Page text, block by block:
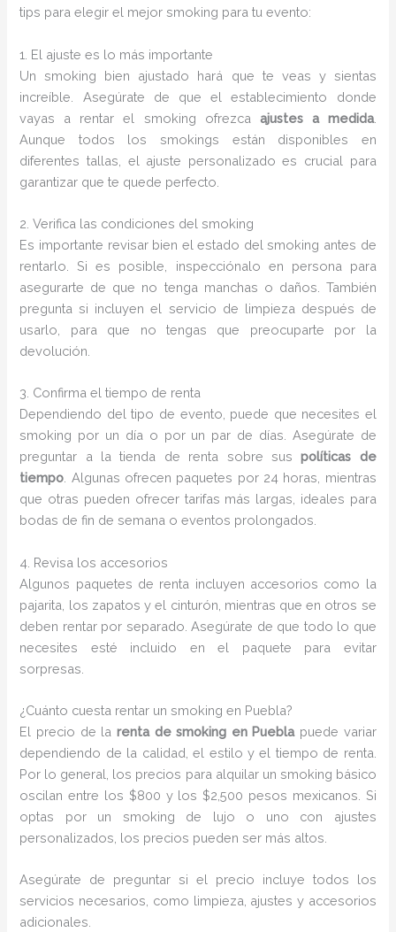
tips para elegir el mejor smoking para tu evento:
1. El ajuste es lo más importante
Un smoking bien ajustado hará que te veas y sientas
increíble. Asegúrate de que el establecimiento donde
vayas a rentar el smoking ofrezca ajustes a medida.
Aunque todos los smokings están disponibles en
diferentes tallas, el ajuste personalizado es crucial para
garantizar que te quede perfecto.
2. Verifica las condiciones del smoking
Es importante revisar bien el estado del smoking antes de
rentarlo. Si es posible, inspecciónalo en persona para
asegurarte de que no tenga manchas o daños. También
pregunta si incluyen el servicio de limpieza después de
usarlo, para que no tengas que preocuparte por la
devolución.
3. Confirma el tiempo de renta
Dependiendo del tipo de evento, puede que necesites el
smoking por un día o por un par de días. Asegúrate de
preguntar a la tienda de renta sobre suspolíticas de
tiempo . Algunas ofrecen paquetes por 24 horas, mientras
que otras pueden ofrecer tarifas más largas, ideales para
bodas de fin de semana o eventos prolongados.
4. Revisa los accesorios
Algunos paquetes de renta incluyen accesorios como la
pajarita, los zapatos y el cinturón, mientras que en otros se
deben rentar por separado. Asegúrate de que todo lo que
necesites esté incluido en el paquete para evitar
sorpresas.
¿Cuánto cuesta rentar un smoking en Puebla?
El precio de la renta de smoking en Pueblapuede variar
dependiendo de la calidad, el estilo y el tiempo de renta.
Por lo general, los precios para alquilar un smoking básico
oscilan entre los $800 y los $2,500 pesos mexicanos. Si
optas por un smoking de lujo o uno con ajustes
personalizados, los precios pueden ser más altos.
Asegúrate de preguntar si el precio incluye todos los
servicios necesarios, como limpieza, ajustes y accesorios
adicionales.